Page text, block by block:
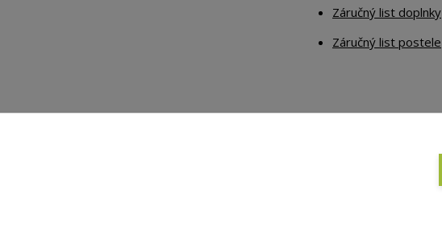
Záručný list doplnky
Záručný list postele